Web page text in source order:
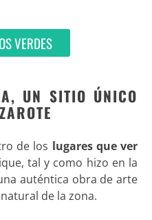
VERDES
UN SITIO ÚNICO
de los lugares que ver
tal y como hizo en la
auténtica obra de arte
de la zona.